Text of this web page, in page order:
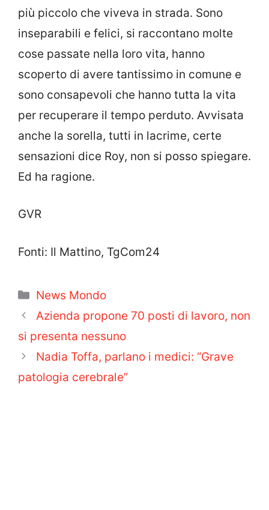
più piccolo che viveva in strada. Sono
inseparabili e felici, si raccontano molte
cose passate nella loro vita, hanno
scoperto di avere tantissimo in comune e
sono consapevoli che hanno tutta la vita
per recuperare il tempo perduto. Avvisata
anche la sorella, tutti in lacrime, certe
sensazioni dice Roy, non si posso spiegare.
Ed ha ragione.
GVR
Fonti: Il Mattino, TgCom24
Categorie
News Mondo
Azienda propone 70 posti di lavoro, non
si presenta nessuno
Nadia Toffa, parlano i medici: “Grave
patologia cerebrale”